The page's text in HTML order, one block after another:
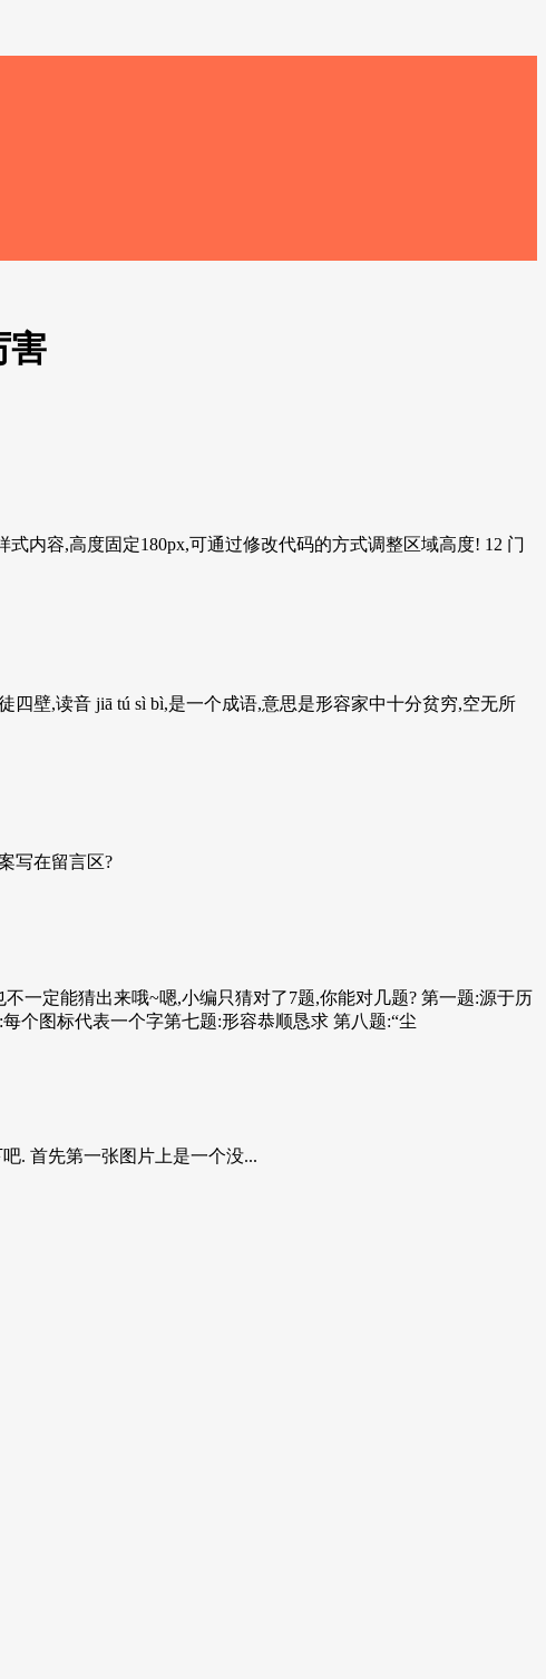
害
内容,高度固定180px,可通过修改代码的方式调整区域高度! 12 门
壁,读音 jiā tú sì bì,是一个成语,意思是形容家中十分贫穷,空无所
写在留言区?
一定能猜出来哦~嗯,小编只猜对了7题,你能对几题? 第一题:源于历
个图标代表一个字第七题:形容恭顺恳求 第八题:“尘
. 首先第一张图片上是一个没...